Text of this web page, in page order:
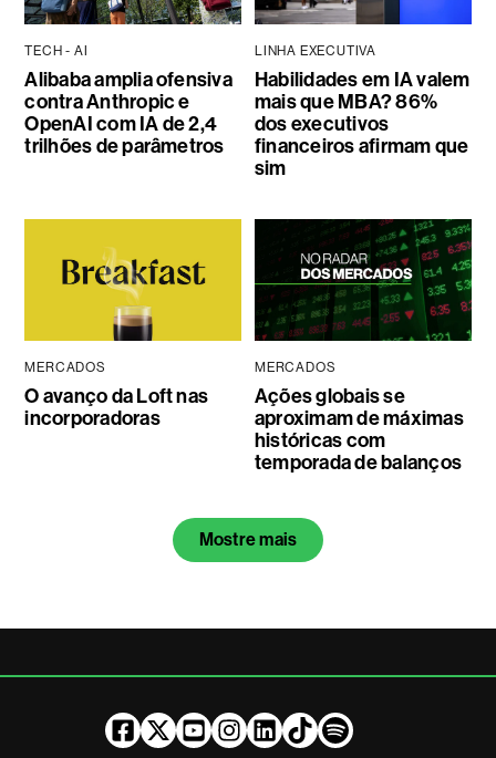
TECH - AI
Alibaba amplia ofensiva
contra Anthropic e
OpenAI com IA de 2,4
trilhões de parâmetros
LINHA EXECUTIVA
Habilidades em IA valem
mais que MBA? 86%
dos executivos
financeiros afirmam que
sim
MERCADOS
O avanço da Loft nas
incorporadoras
MERCADOS
Ações globais se
aproximam de máximas
históricas com
temporada de balanços
Mostre mais